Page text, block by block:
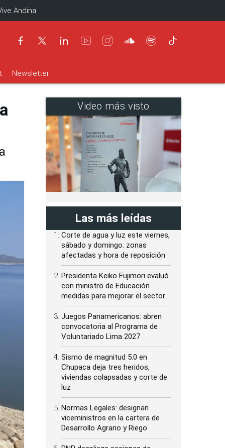
Andina
Newsletter
Video más visto
Las más leídas
Corte de agua y luz este viernes,
sábado y domingo: zonas
afectadas y hora de reposición
Presidenta Keiko Fujimori evaluó
con ministro de Educación
medidas para mejorar el sector
Juegos Panamericanos: abren
convocatoria al Programa de
Voluntariado Lima 2027
Sismo de magnitud 5.0 en
Chupaca deja tres heridos,
viviendas colapsadas y corte de
luz
Normas Legales: designan
viceministros en la cartera de
Desarrollo Agrario y Riego